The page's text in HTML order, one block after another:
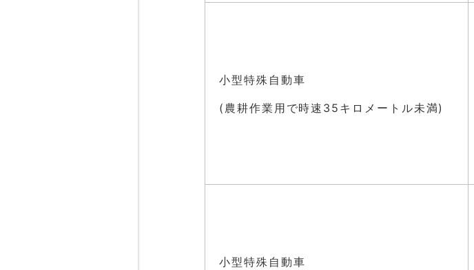
小型特殊自動車
(農耕作業用で時速35キロメートル未満)
小型特殊自動車